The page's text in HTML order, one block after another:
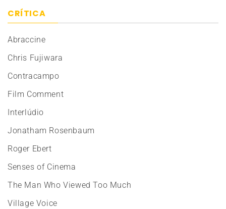
CRÍTICA
Abraccine
Chris Fujiwara
Contracampo
Film Comment
Interlúdio
Jonatham Rosenbaum
Roger Ebert
Senses of Cinema
The Man Who Viewed Too Much
Village Voice